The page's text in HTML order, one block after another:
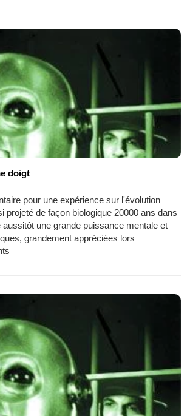
doigt
pour une expérience sur l'évolution
projeté de façon biologique 20000 ans dans
aussitôt une grande puissance mentale et
grandement appréciées lors